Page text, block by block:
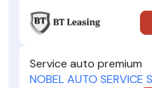
Service auto premium
NOBEL AUTO SERVICE